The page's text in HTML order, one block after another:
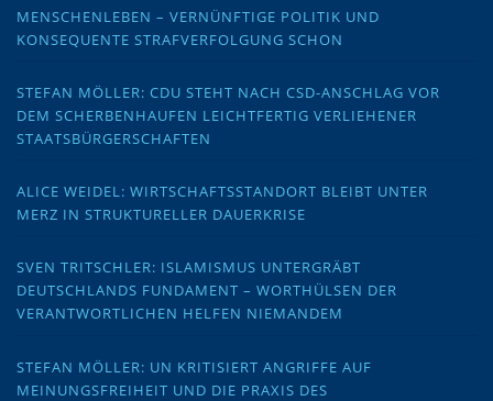
MENSCHENLEBEN – VERNÜNFTIGE POLITIK UND
KONSEQUENTE STRAFVERFOLGUNG SCHON
STEFAN MÖLLER: CDU STEHT NACH CSD-ANSCHLAG VOR
DEM SCHERBENHAUFEN LEICHTFERTIG VERLIEHENER
STAATSBÜRGERSCHAFTEN
ALICE WEIDEL: WIRTSCHAFTSSTANDORT BLEIBT UNTER
MERZ IN STRUKTURELLER DAUERKRISE
SVEN TRITSCHLER: ISLAMISMUS UNTERGRÄBT
DEUTSCHLANDS FUNDAMENT – WORTHÜLSEN DER
VERANTWORTLICHEN HELFEN NIEMANDEM
STEFAN MÖLLER: UN KRITISIERT ANGRIFFE AUF
MEINUNGSFREIHEIT UND DIE PRAXIS DES